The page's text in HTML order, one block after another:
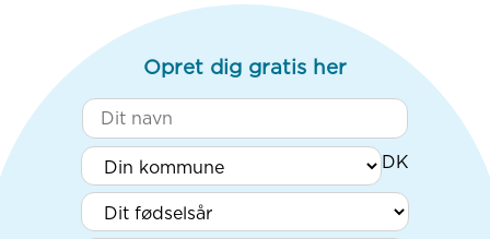
Opret dig gratis her